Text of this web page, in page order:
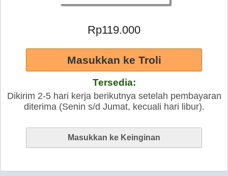
Rp119.000
Tersedia:
Dikirim 2-5 hari kerja berikutnya setelah pembayaran
diterima (Senin s/d Jumat, kecuali hari libur).